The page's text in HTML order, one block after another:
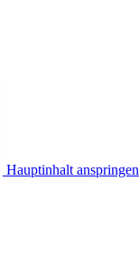
Hauptinhalt anspringen